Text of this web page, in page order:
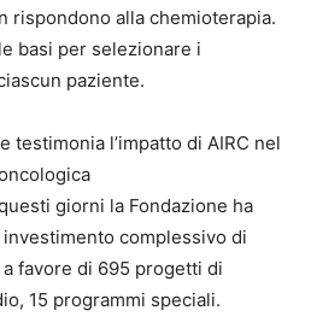
rispondono alla chemioterapia.
basi per selezionare i
paziente.
testimonia l’impatto di AIRC nel
giorni la Fondazione ha
complessivo di
favore di 695 progetti di
15 programmi speciali.